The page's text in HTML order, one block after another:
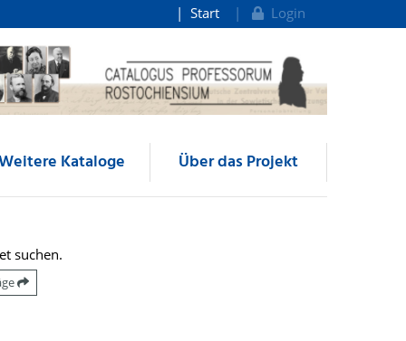
Start Login
Kataloge Über das Projekt
suchen.